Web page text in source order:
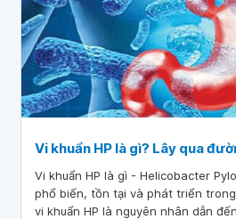
Vi khuẩn HP là gì? Lây qua
Vi khuẩn HP là gì - Helicobacter
phổ biến, tồn tại và phát triển
vi khuẩn HP là nguyên nhân dẫn